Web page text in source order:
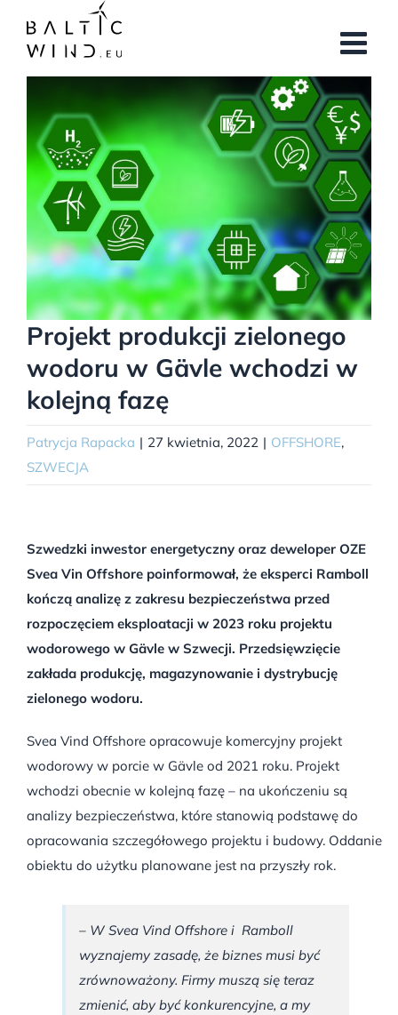
zawartości
większy
obrazek
Projekt produkcji zielonego
wodoru w Gävle wchodzi w
kolejną fazę
Patrycja Rapacka | 27 kwietnia, 2022 | OFFSHORE,
SZWECJA
Szwedzki inwestor energetyczny oraz deweloper OZE
Svea Vin Offshore poinformował, że eksperci Ramboll
kończą analizę z zakresu bezpieczeństwa przed
rozpoczęciem eksploatacji w 2023 roku projektu
wodorowego w Gävle w Szwecji. Przedsięwzięcie
zakłada produkcję, magazynowanie i dystrybucję
zielonego wodoru.
Svea Vind Offshore opracowuje komercyjny projekt
wodorowy w porcie w Gävle od 2021 roku. Projekt
wchodzi obecnie w kolejną fazę – na ukończeniu są
analizy bezpieczeństwa, które stanowią podstawę do
opracowania szczegółowego projektu i budowy. Oddanie
obiektu do użytku planowane jest na przyszły rok.
– W Svea Vind Offshore i Ramboll
wyznajemy zasadę, że biznes musi być
zrównoważony. Firmy muszą się teraz
zmienić, aby być konkurencyjne, a my